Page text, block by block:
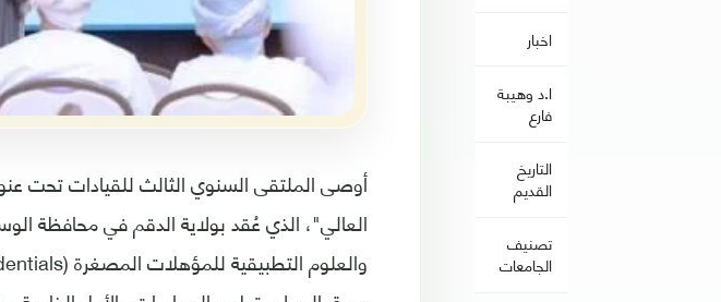
اخبار
ا.د وهيبة
فارع
التاريخ
القديم
تصنيف
الجامعات
أوصى الملتقى السنوي الثالث للقيادات تحت
العالي"، الذي عُقد بولاية الدقم في محافظة